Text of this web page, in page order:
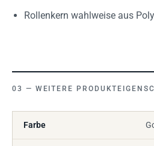
Rollenkern wahlweise aus
WEITERE
Farbe